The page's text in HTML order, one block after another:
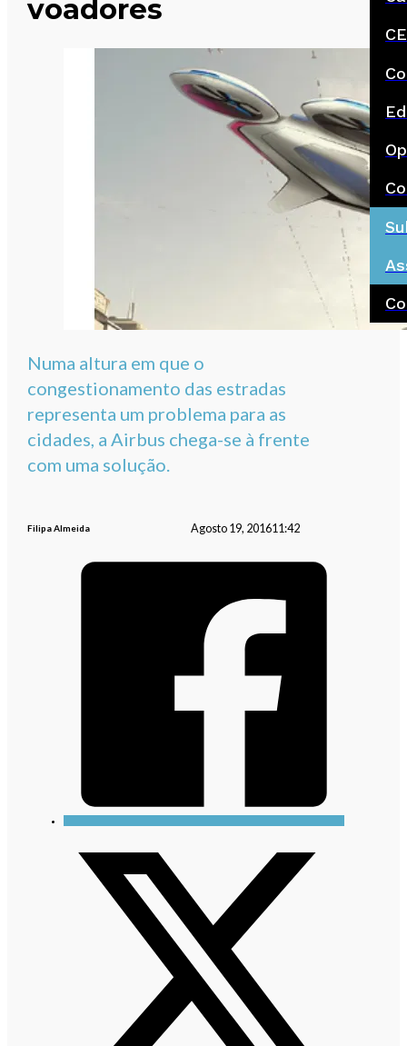
voadores
Numa altura em que o
congestionamento das estradas
representa um problema para as
cidades, a Airbus chega-se à frente
com uma solução.
Filipa Almeida Agosto 19, 201611:42